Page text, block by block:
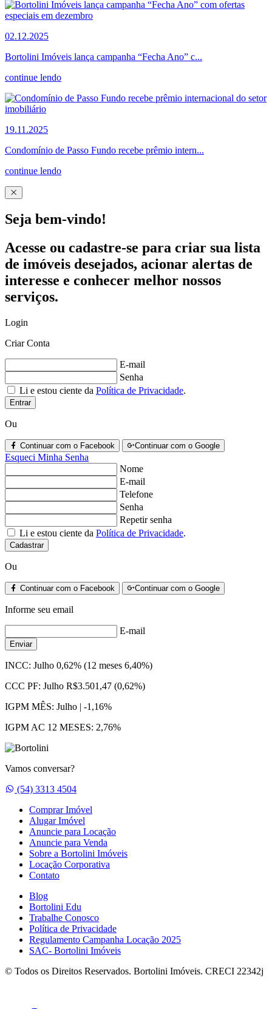
02.12.2025
Bortolini Imóveis lança campanha “Fecha Ano” c...
continue lendo
19.11.2025
Condomínio de Passo Fundo recebe prêmio intern...
continue lendo
Seja bem-vindo!
Acesse ou cadastre-se para criar sua lista
de imóveis desejados, acionar alertas de
interesse e conhecer melhor nossos
serviços.
Login
Criar Conta
E-mail
Senha
Li e estou ciente da Política de Privacidade.
Entrar
Ou
Continuar com o Facebook Continuar com o Google
Esqueci Minha Senha
Nome
E-mail
Telefone
Senha
Repetir senha
Li e estou ciente da Política de Privacidade.
Cadastrar
Ou
Continuar com o Facebook Continuar com o Google
Informe seu email
E-mail
Enviar
INCC: Julho 0,62% (12 meses 6,40%)
CCC PF: Julho R$3.501,47 (0,62%)
IGPM MÊS: Julho | -1,16%
IGPM AC 12 MESES: 2,76%
Vamos conversar?
Whatsapp
(54) 3313 4504
Comprar Imóvel
Alugar Imóvel
Anuncie para Locação
Anuncie para Venda
Sobre a Bortolini Imóveis
Locação Corporativa
Contato
Blog
Bortolini Edu
Trabalhe Conosco
Política de Privacidade
Regulamento Campanha Locação 2025
SAC- Bortolini Imóveis
© Todos os Direitos Reservados. Bortolini Imóveis. CRECI 22342j